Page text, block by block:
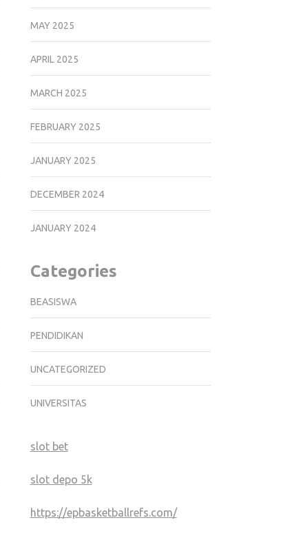
MAY 2025
APRIL 2025
MARCH 2025
FEBRUARY 2025
JANUARY 2025
DECEMBER 2024
JANUARY 2024
Categories
BEASISWA
PENDIDIKAN
UNCATEGORIZED
UNIVERSITAS
slot bet
slot depo 5k
https://epbasketballrefs.com/